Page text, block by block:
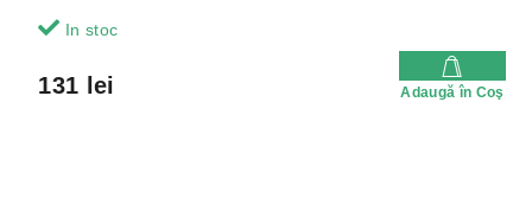
In stoc
131 lei Adaugă în Coş